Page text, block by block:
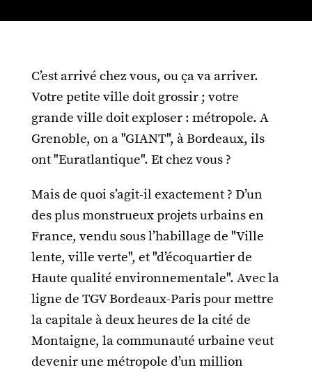
C’est arrivé chez vous, ou ça va arriver.
Votre petite ville doit grossir ; votre
grande ville doit exploser : métropole. A
Grenoble, on a "GIANT", à Bordeaux, ils
ont "Euratlantique". Et chez vous ?
Mais de quoi s’agit-il exactement ? D’un
des plus monstrueux projets urbains en
France, vendu sous l’habillage de "Ville
lente, ville verte", et "d’écoquartier de
Haute qualité environnementale". Avec la
ligne de TGV Bordeaux-Paris pour mettre
la capitale à deux heures de la cité de
Montaigne, la communauté urbaine veut
devenir une métropole d’un million